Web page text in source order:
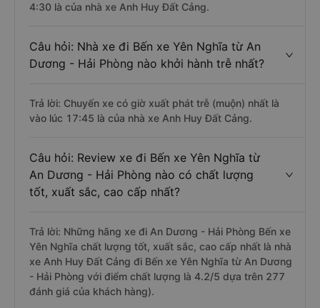
4:30 là của nhà xe Anh Huy Đất Cảng.
Câu hỏi: Nhà xe đi Bến xe Yên Nghĩa từ An
Dương - Hải Phòng nào khởi hành trễ nhất?
Trả lời: Chuyến xe có giờ xuất phát trễ (muộn) nhất là
vào lúc 17:45 là của nhà xe Anh Huy Đất Cảng.
Câu hỏi: Review xe đi Bến xe Yên Nghĩa từ
An Dương - Hải Phòng nào có chất lượng
tốt, xuất sắc, cao cấp nhất?
Trả lời: Những hãng xe đi An Dương - Hải Phòng Bến xe
Yên Nghĩa chất lượng tốt, xuất sắc, cao cấp nhất là nhà
xe Anh Huy Đất Cảng đi Bến xe Yên Nghĩa từ An Dương
- Hải Phòng với điểm chất lượng là 4.2/5 dựa trên 277
đánh giá của khách hàng).